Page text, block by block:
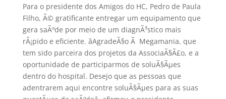
Para o presidente dos Amigos do HC, Pedro de Paula
Filho, Ã© gratificante entregar um equipamento que
gera saÃºde por meio de um diagnÃ³stico mais
rÃ¡pido e eficiente. âAgradeÃ§o Ã Megamania, que
tem sido parceira dos projetos da AssociaÃ§Ã£o, e a
oportunidade de participarmos de soluÃ§Ãµes
dentro do hospital. Desejo que as pessoas que
adentrarem aqui encontre soluÃ§Ãµes para as suas